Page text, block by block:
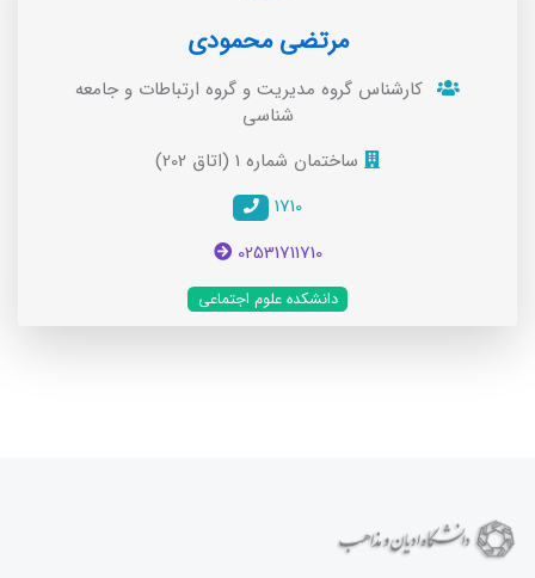
مرتضی محمودی
کارشناس گروه مديريت و گروه ارتباطات و جامعه
شناسی
ساختمان شماره 1 (اتاق 202)
1710
02531711710
دانشکده علوم اجتماعی